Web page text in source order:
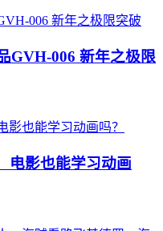
GVH-006 新年之极限
电影也能学习动画